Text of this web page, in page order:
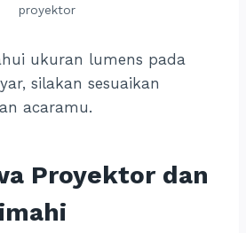
proyektor
ukuran lumens pada
silakan sesuaikan
acaramu.
Proyektor dan